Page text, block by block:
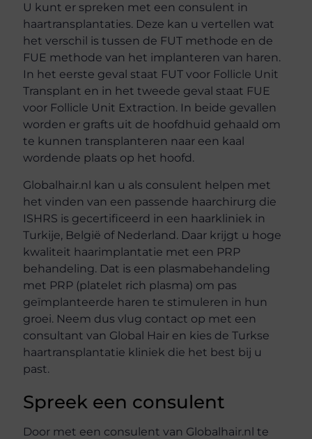
U kunt er spreken met een consulent in
haartransplantaties. Deze kan u vertellen wat
het verschil is tussen de FUT methode en de
FUE methode van het implanteren van haren.
In het eerste geval staat FUT voor Follicle Unit
Transplant en in het tweede geval staat FUE
voor Follicle Unit Extraction. In beide gevallen
worden er grafts uit de hoofdhuid gehaald om
te kunnen transplanteren naar een kaal
wordende plaats op het hoofd.
Globalhair.nl kan u als consulent helpen met
het vinden van een passende haarchirurg die
ISHRS is gecertificeerd in een haarkliniek in
Turkije, België of Nederland. Daar krijgt u hoge
kwaliteit haarimplantatie met een PRP
behandeling. Dat is een plasmabehandeling
met PRP (platelet rich plasma) om pas
geïmplanteerde haren te stimuleren in hun
groei. Neem dus vlug contact op met een
consultant van Global Hair en kies de Turkse
haartransplantatie kliniek die het best bij u
past.
Spreek een consulent
Door met een consulent van Globalhair.nl te